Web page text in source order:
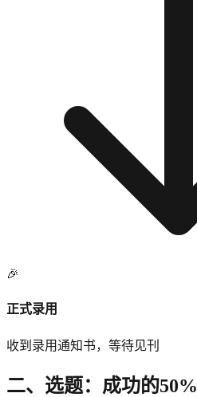
🎉
正式录用
收到录用通知书，等待见刊
二、选题：成功的50%